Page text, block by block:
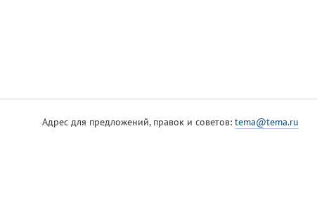
Адрес для предложений, правок и советов: tema@tema.ru